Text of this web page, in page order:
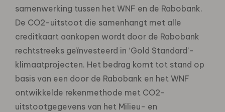
samenwerking tussen het WNF en de Rabobank.
De CO2-uitstoot die samenhangt met alle
creditkaart aankopen wordt door de Rabobank
rechtstreeks geïnvesteerd in ‘Gold Standard’-
klimaatprojecten. Het bedrag komt tot stand op
basis van een door de Rabobank en het WNF
ontwikkelde rekenmethode met CO2-
uitstootgegevens van het Milieu- en